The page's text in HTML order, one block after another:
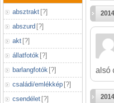
absztrakt [?]
abszurd [?]
akt [?]
állatfotók [?]
barlangfotók [?]
családi/emlékkép [?]
csendélet [?]
alsó